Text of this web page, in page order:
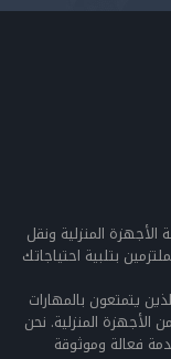
المنزلية ونقل
بتلبية احتياجاتك
يتمتعون بالمهارات
الأجهزة المنزلية. نحن
فعالة وموثوقة